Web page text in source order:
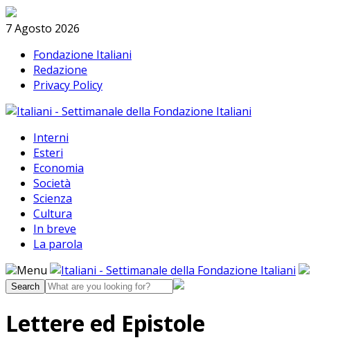
Skip
to
Search
7 Agosto 2026
Fondazione Italiani
Redazione
Privacy Policy
Interni
Esteri
Economia
Società
Scienza
Cultura
In breve
La parola
Menu
Lettere ed Epistole